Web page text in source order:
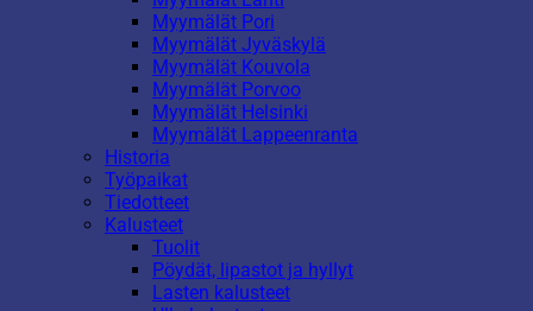
Myymälät Pori
Myymälät Jyväskylä
Myymälät Kouvola
Myymälät Porvoo
Myymälät Helsinki
Myymälät Lappeenranta
Historia
Työpaikat
Tiedotteet
Kalusteet
Tuolit
Pöydät, lipastot ja hyllyt
Lasten kalusteet